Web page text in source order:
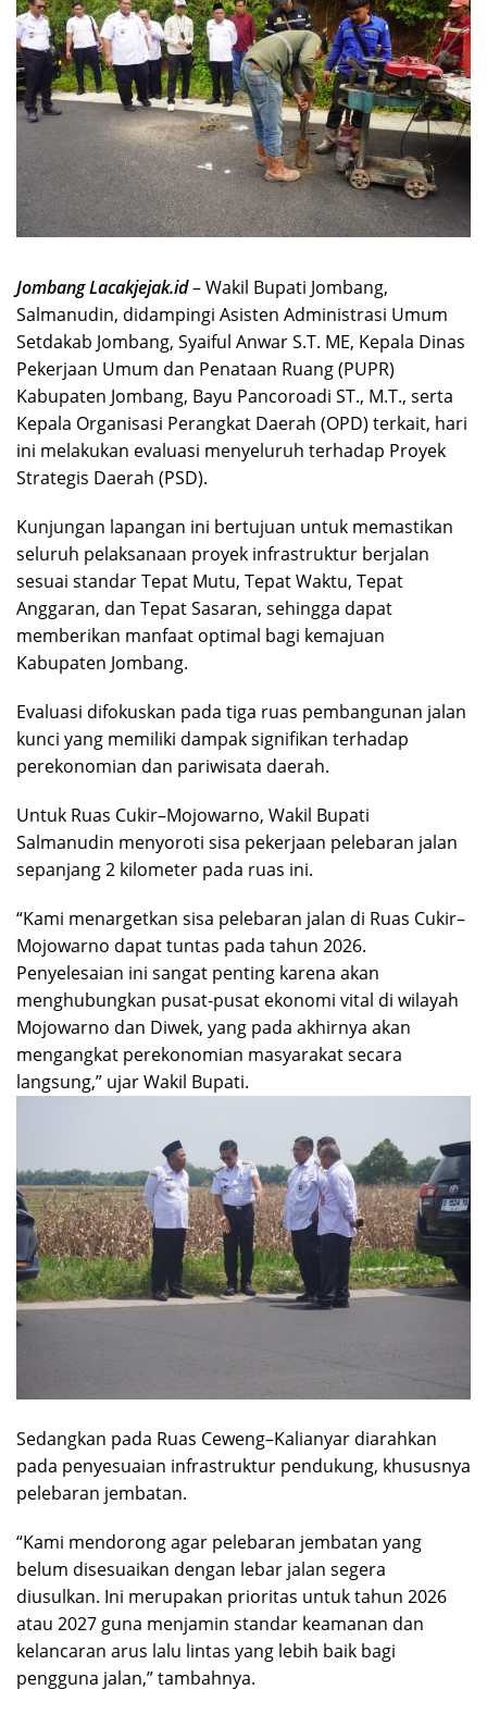
Jombang Lacakjejak.id– Wakil Bupati Jombang,
Salmanudin, didampingi Asisten Administrasi Umum
Setdakab Jombang, Syaiful Anwar S.T. ME, Kepala Dinas
Pekerjaan Umum dan Penataan Ruang (PUPR)
Kabupaten Jombang, Bayu Pancoroadi ST., M.T., serta
Kepala Organisasi Perangkat Daerah (OPD) terkait, hari
ini melakukan evaluasi menyeluruh terhadap Proyek
Strategis Daerah (PSD).
Kunjungan lapangan ini bertujuan untuk memastikan
seluruh pelaksanaan proyek infrastruktur berjalan
sesuai standar Tepat Mutu, Tepat Waktu, Tepat
Anggaran, dan Tepat Sasaran, sehingga dapat
memberikan manfaat optimal bagi kemajuan
Kabupaten Jombang.
Evaluasi difokuskan pada tiga ruas pembangunan jalan
kunci yang memiliki dampak signifikan terhadap
perekonomian dan pariwisata daerah.
Untuk Ruas Cukir–Mojowarno, Wakil Bupati
Salmanudin menyoroti sisa pekerjaan pelebaran jalan
sepanjang 2 kilometer pada ruas ini.
“Kami menargetkan sisa pelebaran jalan di Ruas Cukir–
Mojowarno dapat tuntas pada tahun 2026.
Penyelesaian ini sangat penting karena akan
menghubungkan pusat-pusat ekonomi vital di wilayah
Mojowarno dan Diwek, yang pada akhirnya akan
mengangkat perekonomian masyarakat secara
langsung,” ujar Wakil Bupati.
Sedangkan pada Ruas Ceweng–Kalianyar diarahkan
pada penyesuaian infrastruktur pendukung, khususnya
pelebaran jembatan.
“Kami mendorong agar pelebaran jembatan yang
belum disesuaikan dengan lebar jalan segera
diusulkan. Ini merupakan prioritas untuk tahun 2026
atau 2027 guna menjamin standar keamanan dan
kelancaran arus lalu lintas yang lebih baik bagi
pengguna jalan,” tambahnya.